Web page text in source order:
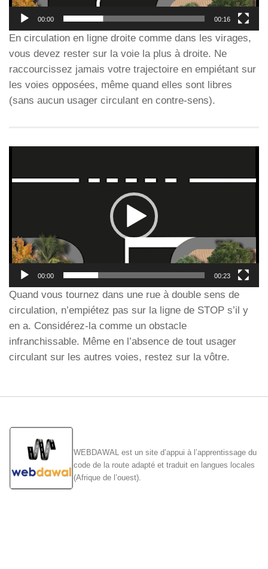
00:00 00:16
En circulation en ligne droite comme dans les virages,
vous devez rester sur la voie la plus à droite. Ne
raccourcissez jamais votre trajectoire en empiétant sur
les voies opposées, même quand elles sont libres
(sans aucun usager circulant en contre-sens).
00:00 00:23
Quand vous tournez dans une rue à double sens de
circulation, n’empiétez pas sur la ligne de STOP s’il y
en a. Considérez-la comme un obstacle
infranchissable. Même en l’absence de tout usager
circulant sur les autres voies, restez sur la vôtre.
WEBDAWAL est un site d’appui à l’apprentissage du
code de la route adapté et traduit en langues locales
(Afrique de l’ouest).